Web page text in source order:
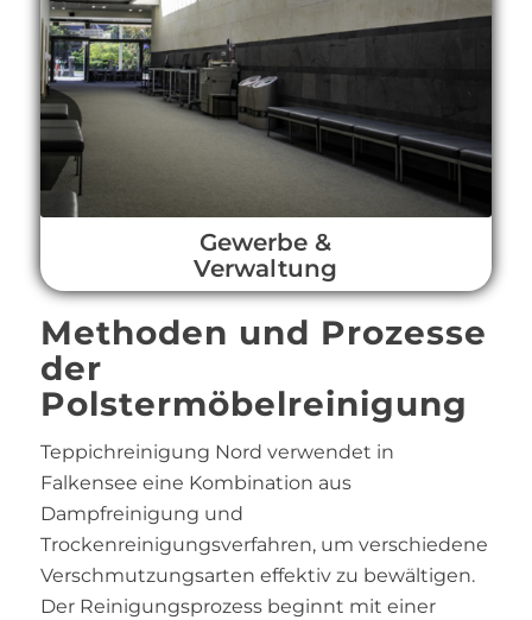
Gewerbe &
Verwaltung
Methoden und Prozesse
der
Polstermöbelreinigung
Teppichreinigung Nord verwendet in
Falkensee eine Kombination aus
Dampfreinigung und
Trockenreinigungsverfahren, um verschiedene
Verschmutzungsarten effektiv zu bewältigen.
Der Reinigungsprozess beginnt mit einer